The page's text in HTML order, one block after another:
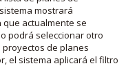
mostrará
actualmente se
podrá seleccionar otro
de planes
el sistema aplicará el filtro